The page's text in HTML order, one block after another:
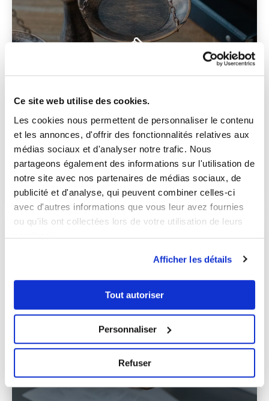
Ce site web utilise des cookies.
Les cookies nous permettent de personnaliser le contenu
et les annonces, d'offrir des fonctionnalités relatives aux
médias sociaux et d'analyser notre trafic. Nous
partageons également des informations sur l'utilisation de
notre site avec nos partenaires de médias sociaux, de
publicité et d'analyse, qui peuvent combiner celles-ci
avec d'autres informations que vous leur avez fournies
ou qu'ils ont collectées lors de votre utilisation de leurs
services.
Afficher les détails
Tout autoriser
Personnaliser
Refuser
Trouver un avocat